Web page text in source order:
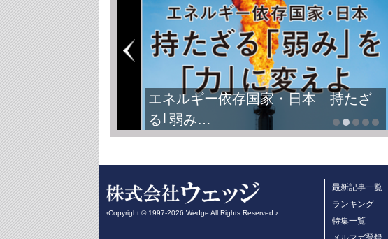
FIFAワールドカップ2026
‹Copyright © 1997-2026 Wedge All Rights Reserved.›
最新記事一覧
ランキング
特集一覧